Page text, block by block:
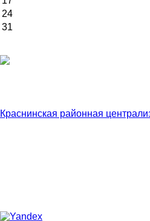
24
31
Краснинская районная